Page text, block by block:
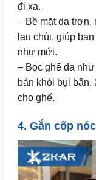
đi xa.
– Bề mặt da trơn,
lau chùi, giúp
như mới.
– Bọc ghế da
bản khỏi bụi bẩn,
cho ghế.
4. Gắn cốp